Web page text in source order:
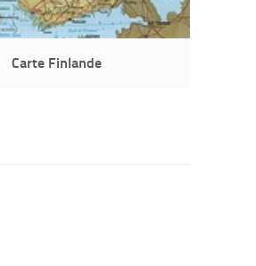
Carte Finlande